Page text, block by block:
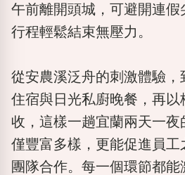
午前離開頭城，可避開連
行程輕鬆結束無壓力。
從安農溪泛舟的刺激體驗
住宿與日光私廚晚餐，再
收，這樣一趟宜蘭兩天一
僅豐富多樣，更能促進員
團隊合作。每一個環節都